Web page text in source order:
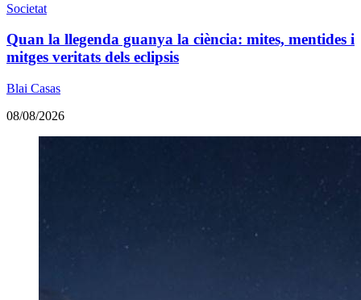
Societat
Quan la llegenda guanya la ciència: mites, mentides i
mitges veritats dels eclipsis
Blai Casas
08/08/2026